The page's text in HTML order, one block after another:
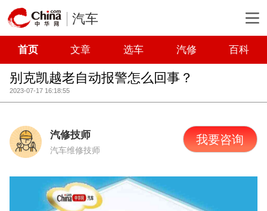
汽车
首页 文章 选车 汽修 百科
别克凯越老自动报警怎么回事？
2023-07-17 16:18:55
汽修技师
汽车维修技师
我要咨询